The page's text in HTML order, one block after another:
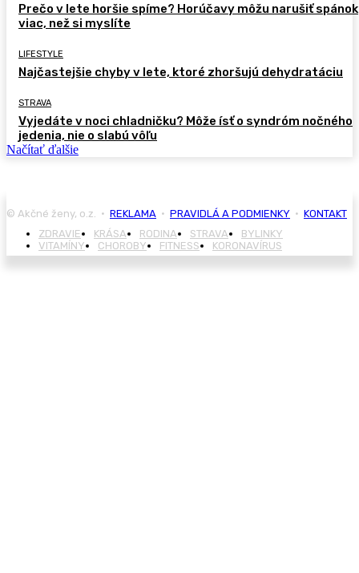
Prečo v lete horšie spíme? Horúčavy môžu narušiť spánok
viac, než si myslíte
LIFESTYLE
Najčastejšie chyby v lete, ktoré zhoršujú dehydratáciu
STRAVA
Vyjedáte v noci chladničku? Môže ísť o syndróm nočného
jedenia, nie o slabú vôľu
Načítať ďalšie
© Akčné ženy, o.z. • REKLAMA • PRAVIDLÁ A PODMIENKY • KONTAKT
ZDRAVIE
KRÁSA RODINA STRAVA
BYLINKY
VITAMÍNY
CHOROBY FITNESS KORONAVÍRUS